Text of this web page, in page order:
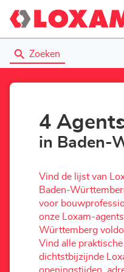
Zoeken
4
in Baden-
Vind de lijst van
Baden-
voor
onze Loxam-
Württemberg
Vind alle
dichtstbijzijnde